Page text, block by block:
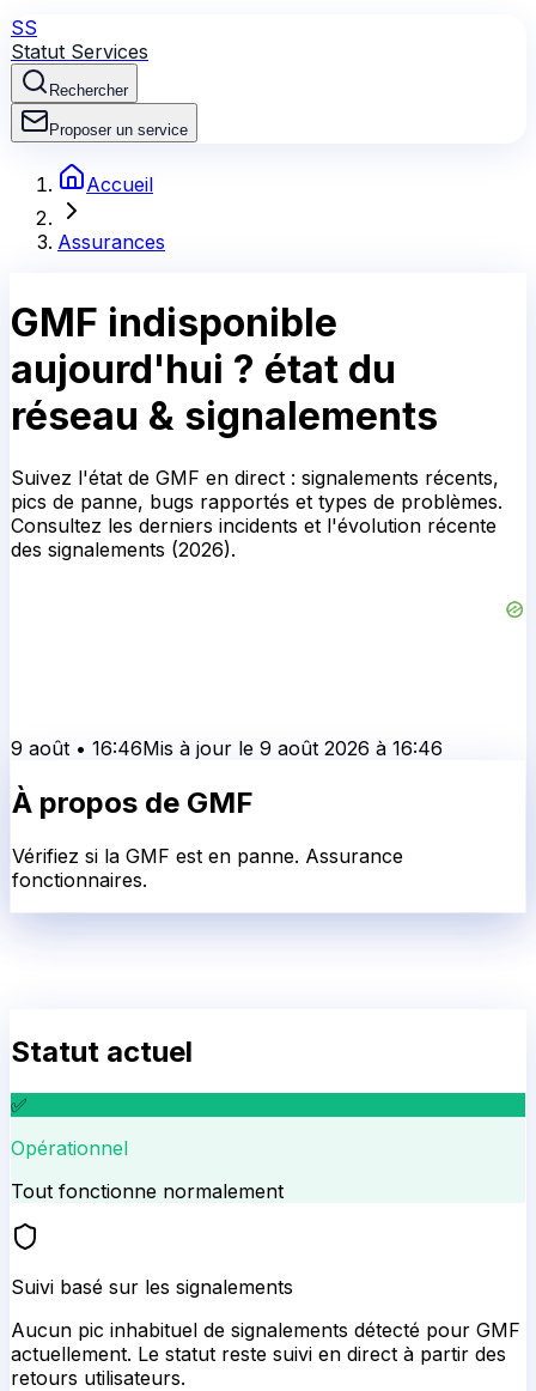
SS
Statut Services
Rechercher
Proposer un service
Accueil
Assurances
GMF indisponible
aujourd'hui ? état du
réseau & signalements
Suivez l'état de GMF en direct : signalements récents,
pics de panne, bugs rapportés et types de problèmes.
Consultez les derniers incidents et l'évolution récente
des signalements (2026).
9 août • 16:46Mis à jour le 9 août 2026 à 16:46
À propos de GMF
Vérifiez si la GMF est en panne. Assurance
fonctionnaires.
Statut actuel
✅
Opérationnel
Tout fonctionne normalement
Suivi basé sur les signalements
Aucun pic inhabituel de signalements détecté pour GMF
actuellement. Le statut reste suivi en direct à partir des
retours utilisateurs.